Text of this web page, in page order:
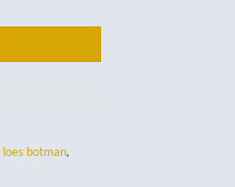
loes botman,